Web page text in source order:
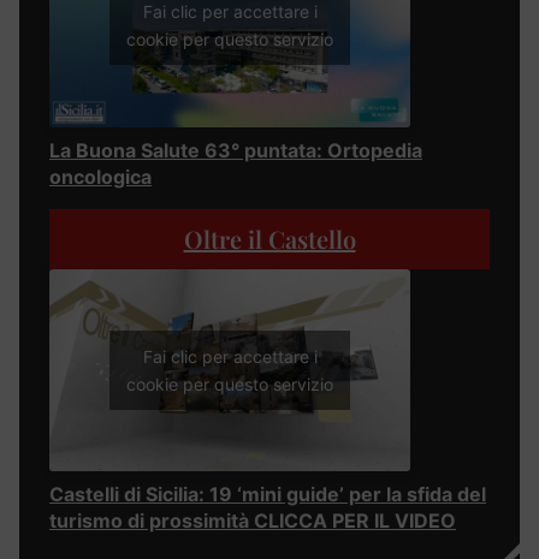
Fai clic per accettare i
cookie per questo servizio
La Buona Salute 63° puntata: Ortopedia
oncologica
Oltre il Castello
Fai clic per accettare i
cookie per questo servizio
Castelli di Sicilia: 19 ‘mini guide’ per la sfida del
turismo di prossimità CLICCA PER IL VIDEO